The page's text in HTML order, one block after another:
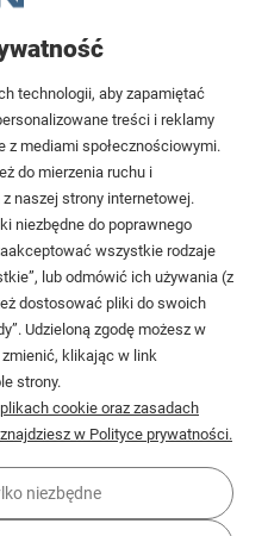
54
45 25
i dostawa
technologii, aby zapamiętać
treści i reklamy
z mediami społecznościowymi.
do mierzenia ruchu i
naszej strony internetowej.
niezbędne do poprawnego
wszystkie rodzaje
lub odmówić ich używania (z
dostosować pliki do swoich
Udzieloną zgodę możesz w
klikając w link
strony.
cookie oraz zasadach
w Polityce prywatności.
niezbędne